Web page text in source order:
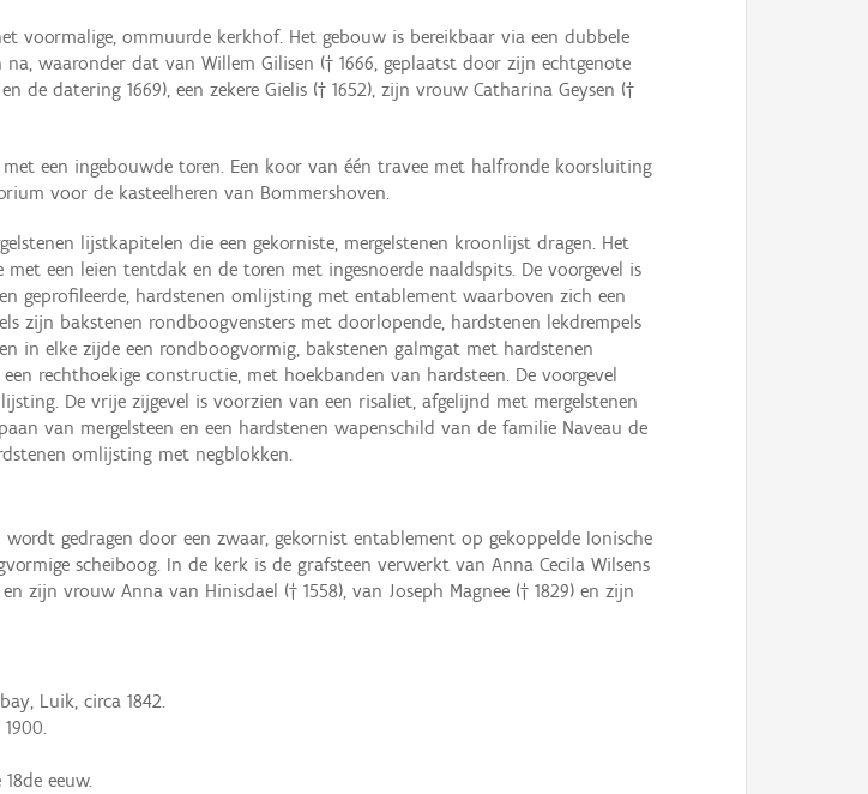
ommuurde kerkhof. Het gebouw is bereikbaar via een dubbele
waaronder dat van Willem Gilisen († 1666, geplaatst door zijn echtgenote
de datering 1669), een zekere Gielis († 1652), zijn vrouw Catharina Geysen (†
een ingebouwde toren. Een koor van één travee met halfronde koorsluiting
voor de kasteelheren van Bommershoven.
lijstkapitelen die een gekorniste, mergelstenen kroonlijst dragen. Het
een leien tentdak en de toren met ingesnoerde naaldspits. De voorgevel is
geprofileerde, hardstenen omlijsting met entablement waarboven zich een
zijn bakstenen rondboogvensters met doorlopende, hardstenen lekdrempels
in elke zijde een rondboogvormig, bakstenen galmgat met hardstenen
rechthoekige constructie, met hoekbanden van hardsteen. De voorgevel
De vrije zijgevel is voorzien van een risaliet, afgelijnd met mergelstenen
van mergelsteen en een hardstenen wapenschild van de familie Naveau de
omlijsting met negblokken.
gedragen door een zwaar, gekornist entablement op gekoppelde Ionische
scheiboog. In de kerk is de grafsteen verwerkt van Anna Cecila Wilsens
zijn vrouw Anna van Hinisdael († 1558), van Joseph Magnee († 1829) en zijn
Luik, circa 1842.
eeuw.